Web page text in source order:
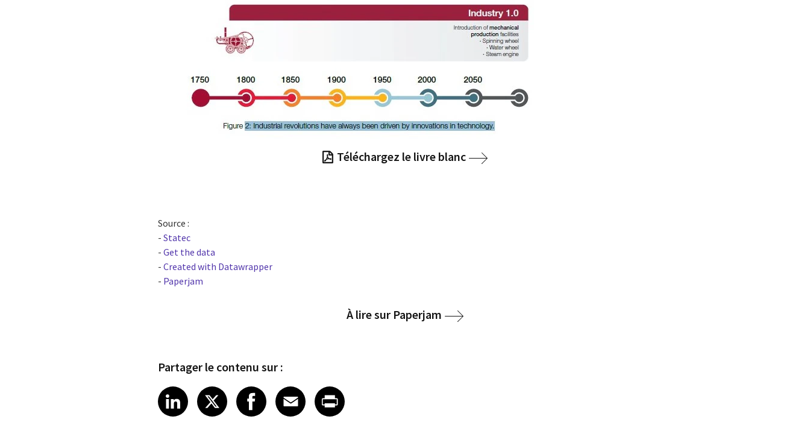
Téléchargez le livre blanc
Source :
-Statec
-Get the data
-Created with Datawrapper
- Paperjam
À lire sur Paperjam
Partager le contenu sur :
Share article on LinkedIn
LinkedIn
Share article on X
XShare article on Facebook
Facebook
Share article on Email
Email
Share article on Print